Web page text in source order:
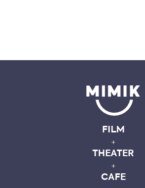
FILM
+
THEATER
+
CAFE